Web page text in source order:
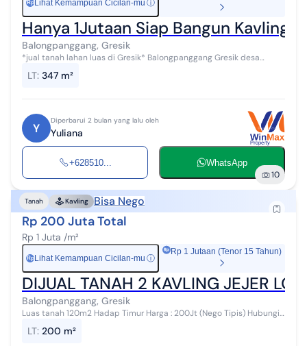
Rp Lihat Kemampuan Cicilan-mu ⓘ
Hanya 1Jutaan Siap Bangun Kavling
Balongpanggang, Gresik
*jual tanah lahan luas di Gresik* Balongpanggang Gresik desa
toko kantor gudang dl...
LT: 347 m²
Y
Diperbarui 2 bulan yang lalu oleh
Yuliana
+628510... WhatsApp
10
Tanah Kavling Bisa Nego
Rp 200 Juta Total
Rp 1 Juta /m²
Rp Lihat Kemampuan Cicilan-mu ⓘ
Rp 1 Jutaan (Tenor 15 Tahun)
DIJUAL TANAH 2 KAVLING JEJER
Balongpanggang, Gresik
Luas tanah 120m2 Hadap Timur Harga : 200Jt (Nego Tipis) Hubungi :
LT: 200 m²